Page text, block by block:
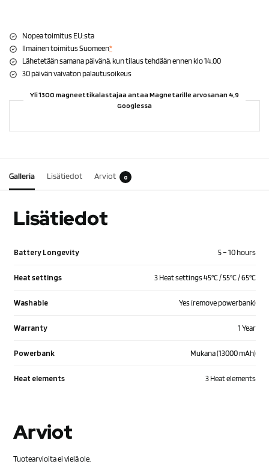
Nopea toimitus EU:sta
Ilmainen toimitus Suomeen*
Lähetetään samana päivänä, kun tilaus tehdään ennen klo 14.00
30 päivän vaivaton palautusoikeus
Yli 1300 magneettikalastajaa antaa Magnetarille arvosanan 4,9
Googlessa
Galleria Lisätiedot Arviot 0
Lisätiedot
Battery Longevity 5 – 10 hours
Heat settings 3 Heat settings 45°C / 55°C / 65°C
Washable Yes (remove powerbank)
Warranty 1 Year
Powerbank Mukana (13000 mAh)
Heat elements 3 Heat elements
Arviot
Tuotearvioita ei vielä ole.